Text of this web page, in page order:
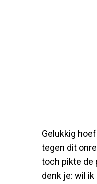
Gelukkig
tegen dit
toch pikte de
denk je: wil